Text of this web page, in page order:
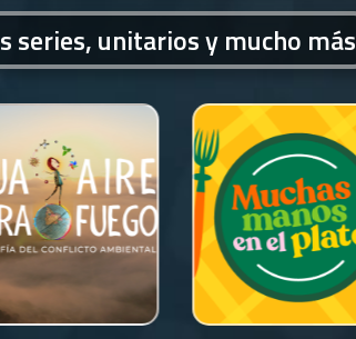
series, unitarios y mucho más